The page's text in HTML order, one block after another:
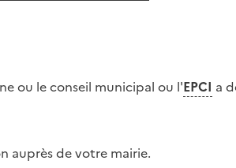
ou le conseil municipal ou l'EPCI a
auprès de votre mairie.